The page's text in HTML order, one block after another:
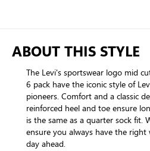
ABOUT THIS STYLE
The Levi's sportswear logo mid
6 pack have the iconic style of
pioneers. Comfort and a classic
reinforced heel and toe ensure
is the same as a quarter sock fit.
ensure you always have the
day ahead.